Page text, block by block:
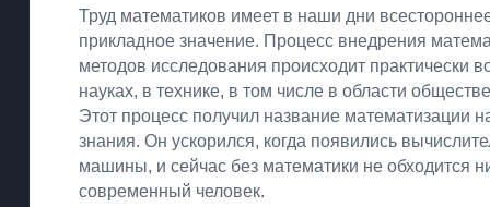
Труд математиков имеет в наши дни
прикладное значение. Процесс внедрения
методов исследования происходит практически
науках, в технике, в том числе в области
Этот процесс получил название математизации
знания. Он ускорился, когда появились
машины, и сейчас без математики не обходится
современный человек.